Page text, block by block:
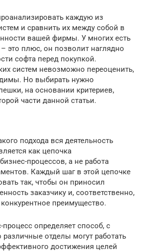
каждую из
и сравнить их между собой в
вашей фирмы. У многих есть
это плюс, он позволит наглядно
софта перед покупкой.
систем невозможно переоценить,
Но выбирать нужно
на основании критериев,
части данной статьи.
подхода вся деятельность
как цепочка
процессов, а не работа
Каждый шаг в этой цепочке
так, чтобы он приносил
заказчику и, соответственно,
преимущество.
процесс определяет способ, с
отделы могут работать
достижения целей